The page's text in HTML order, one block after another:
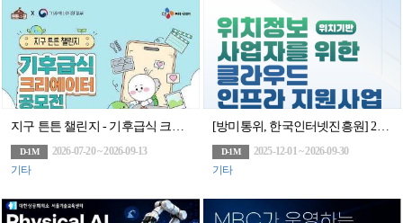
D-1M
2026-07-20 ~ 2026-09-13
기타
D-1M
2025-12-01 ~ 2026-09-30
기타